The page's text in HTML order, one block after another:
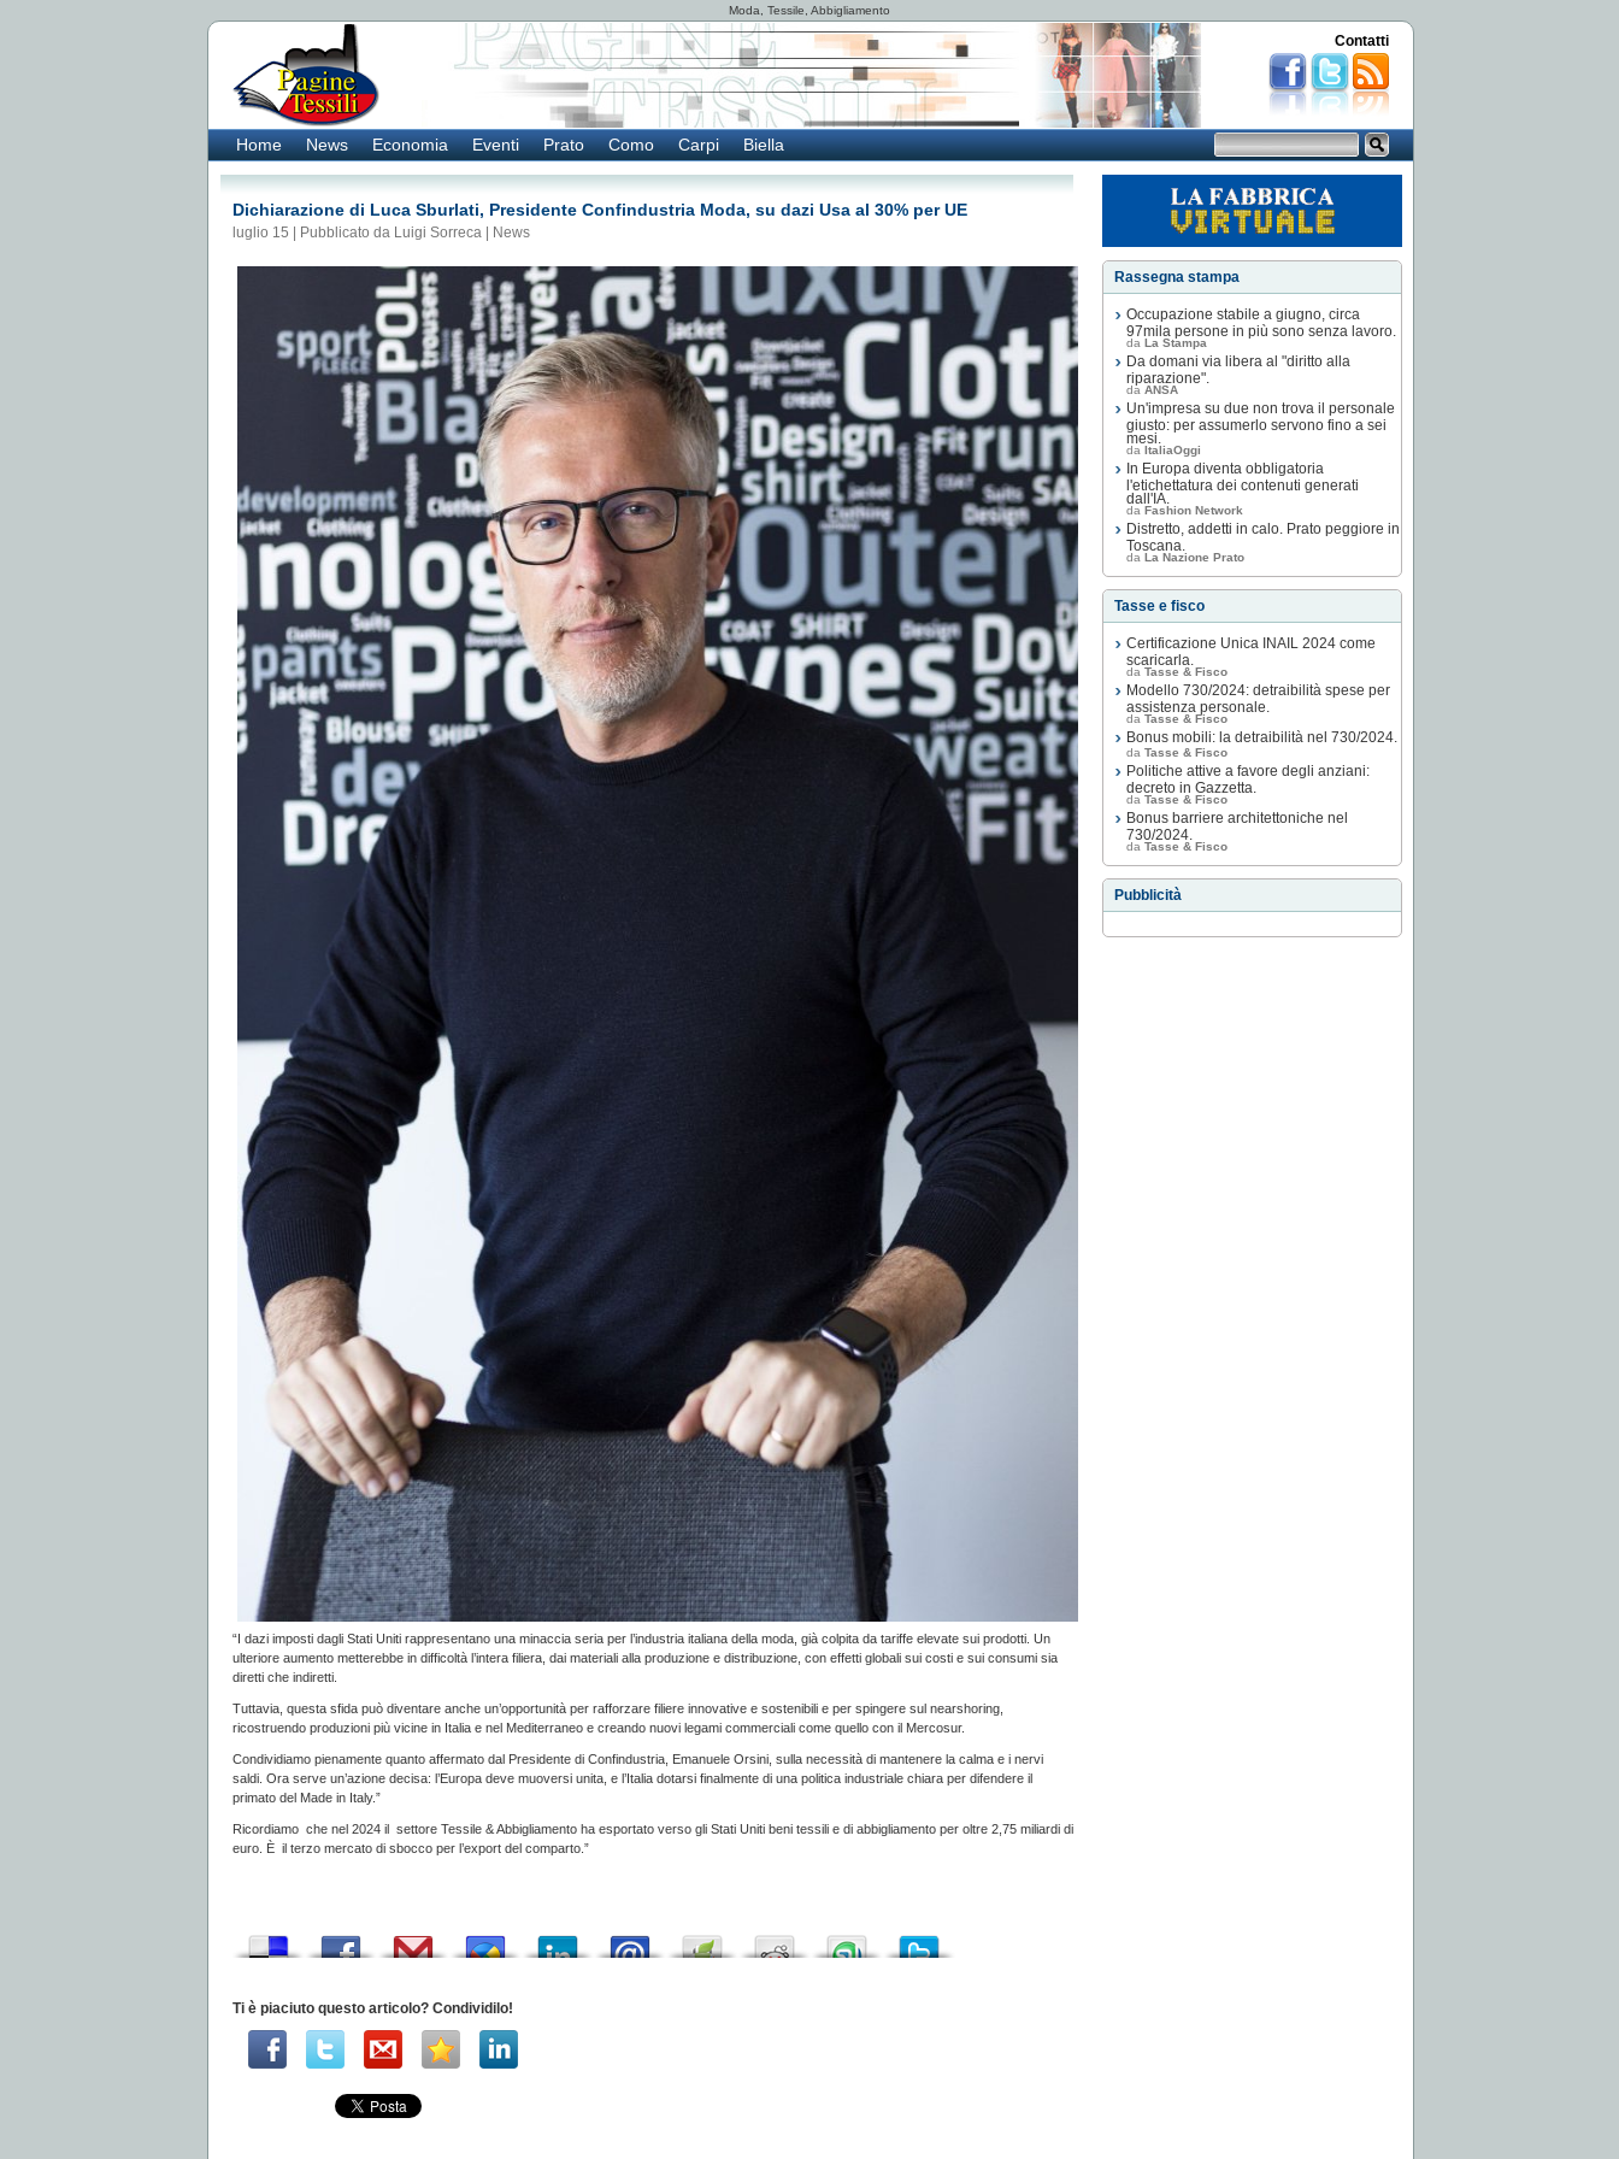
Moda, Tessile, Abbigliamento
Contatti
Home News Economia Eventi Prato Como Carpi Biella
Dichiarazione di Luca Sburlati, Presidente Confindustria Moda, su dazi Usa al 30% per UE
luglio 15 | Pubblicato da Luigi Sorreca | News
“I dazi imposti dagli Stati Uniti rappresentano una minaccia seria per l’industria italiana della moda, già colpita da tariffe elevate sui prodotti. Un
ulteriore aumento metterebbe in difficoltà l’intera filiera, dai materiali alla produzione e distribuzione, con effetti globali sui costi e sui consumi sia
diretti che indiretti.
Tuttavia, questa sfida può diventare anche un’opportunità per rafforzare filiere innovative e sostenibili e per spingere sul nearshoring,
ricostruendo produzioni più vicine in Italia e nel Mediterraneo e creando nuovi legami commerciali come quello con il Mercosur.
Condividiamo pienamente quanto affermato dal Presidente di Confindustria, Emanuele Orsini, sulla necessità di mantenere la calma e i nervi
saldi. Ora serve un’azione decisa: l’Europa deve muoversi unita, e l’Italia dotarsi finalmente di una politica industriale chiara per difendere il
primato del Made in Italy.”
Ricordiamo che nel 2024 il settore Tessile & Abbigliamento ha esportato verso gli Stati Uniti beni tessili e di abbigliamento per oltre 2,75 miliardi di
euro. È il terzo mercato di sbocco per l’export del comparto.”
Ti è piaciuto questo articolo? Condividilo!
Rassegna stampa
Occupazione stabile a giugno, circa
97mila persone in più sono senza lavoro.
da La Stampa
Da domani via libera al "diritto alla
riparazione".
da ANSA
Un'impresa su due non trova il personale
giusto: per assumerlo servono fino a sei
mesi.
da ItaliaOggi
In Europa diventa obbligatoria
l'etichettatura dei contenuti generati
dall'IA.
da Fashion Network
Distretto, addetti in calo. Prato peggiore in
Toscana.
da La Nazione Prato
Tasse e fisco
Certificazione Unica INAIL 2024 come
scaricarla.
da Tasse & Fisco
Modello 730/2024: detraibilità spese per
assistenza personale.
da Tasse & Fisco
Bonus mobili: la detraibilità nel 730/2024.
da Tasse & Fisco
Politiche attive a favore degli anziani:
decreto in Gazzetta.
da Tasse & Fisco
Bonus barriere architettoniche nel
730/2024.
da Tasse & Fisco
Pubblicità